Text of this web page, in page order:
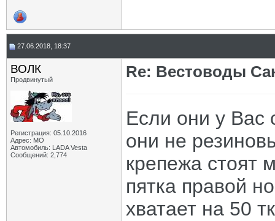
27.06.2018, 18:37
ВОЛК
Продвинутый
Регистрация: 05.10.2016
Адрес: МО
Автомобиль: LADA Vesta
Сообщений: 2,774
Re: Вестоводы
Если они у Вас
они не
крепежа стоят
пятка правой
хватает на 50